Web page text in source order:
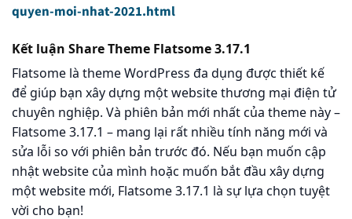
quyen-moi-nhat-2021.html
Kết luận Share Theme Flatsome 3.17.1
Flatsome là theme WordPress đa dụng được thiết kế
để giúp bạn xây dựng một website thương mại điện tử
chuyên nghiệp. Và phiên bản mới nhất của theme này –
Flatsome 3.17.1 – mang lại rất nhiều tính năng mới và
sửa lỗi so với phiên bản trước đó. Nếu bạn muốn cập
nhật website của mình hoặc muốn bắt đầu xây dựng
một website mới, Flatsome 3.17.1 là sự lựa chọn tuyệt
vời cho bạn!